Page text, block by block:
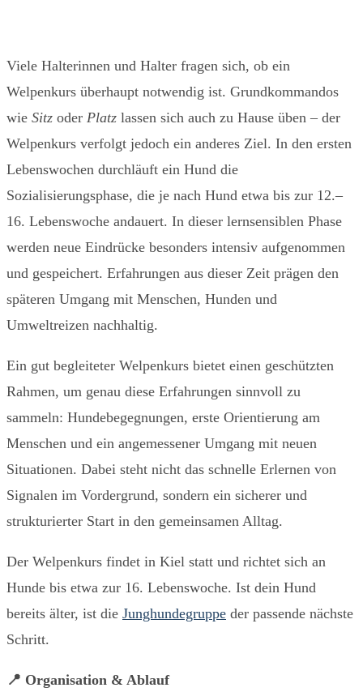
Viele Halterinnen und Halter fragen sich, ob ein
Welpenkurs überhaupt notwendig ist. Grundkommandos
wie Sitz oder Platz lassen sich auch zu Hause üben – der
Welpenkurs verfolgt jedoch ein anderes Ziel. In den ersten
Lebenswochen durchläuft ein Hund die
Sozialisierungsphase, die je nach Hund etwa bis zur 12.–
16. Lebenswoche andauert. In dieser lernsensiblen Phase
werden neue Eindrücke besonders intensiv aufgenommen
und gespeichert. Erfahrungen aus dieser Zeit prägen den
späteren Umgang mit Menschen, Hunden und
Umweltreizen nachhaltig.
Ein gut begleiteter Welpenkurs bietet einen geschützten
Rahmen, um genau diese Erfahrungen sinnvoll zu
sammeln: Hundebegegnungen, erste Orientierung am
Menschen und ein angemessener Umgang mit neuen
Situationen. Dabei steht nicht das schnelle Erlernen von
Signalen im Vordergrund, sondern ein sicherer und
strukturierter Start in den gemeinsamen Alltag.
Der Welpenkurs findet in Kiel statt und richtet sich an
Hunde bis etwa zur 16. Lebenswoche. Ist dein Hund
bereits älter, ist die Junghundegruppe der passende nächste
Schritt.
📍 Organisation & Ablauf